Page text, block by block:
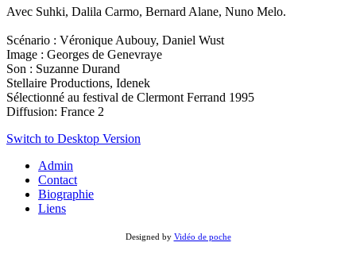
Avec Suhki, Dalila Carmo, Bernard Alane, Nuno Melo.
Scénario : Véronique Aubouy, Daniel Wust
Image : Georges de Genevraye
Son : Suzanne Durand
Stellaire Productions, Idenek
Sélectionné au festival de Clermont Ferrand 1995
Diffusion: France 2
Switch to Desktop Version
Admin
Contact
Biographie
Liens
Designed by Vidéo de poche